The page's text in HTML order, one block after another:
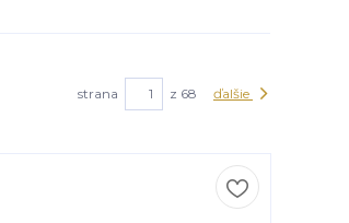
strana z 68 ďalšie